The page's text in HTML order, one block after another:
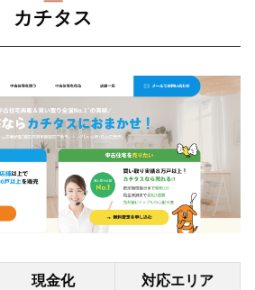
カチタス
現金化 対応エリア